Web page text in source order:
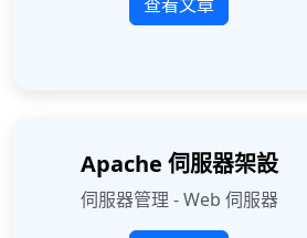
Apache 伺服器架設
伺服器管理 - Web 伺服器